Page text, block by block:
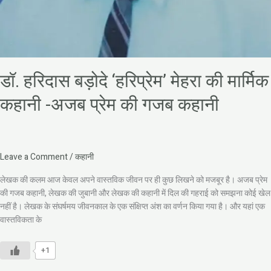
डॉ. हरिदास बड़ोदे ‘हरिप्रेम’ मेहरा की मार्मिक
कहानी -अजब प्रेम की गजब कहानी
Leave a Comment/कहानी
लेखक की कलम आज केवल अपने वास्तविक जीवन पर ही कुछ लिखने को मजबूर है। अजब प्रेम
की गजब कहानी, लेखक की जुबानी और लेखक की कहानी में दिल की गहराई को समझना कोई खेल
नहीं है। लेखक के संघर्षमय जीवनकाल के एक संक्षिप्त अंश का वर्णन किया गया है। और यहां एक
वास्तविकता के
+1